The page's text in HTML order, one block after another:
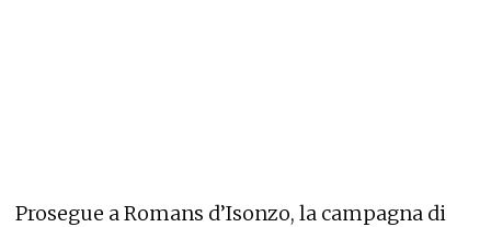
Prosegue a Romans d’Isonzo, la campagna di